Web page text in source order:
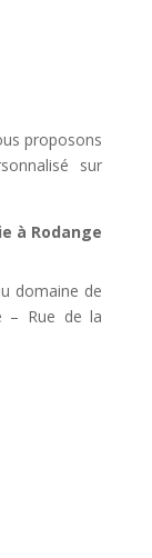
proposons
sur
à Rodange
domaine de
– Rue de la